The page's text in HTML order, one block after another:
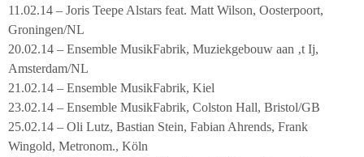
11.02.14 – Joris Teepe Alstars feat. Matt Wilson, Oosterpoort,
Groningen/NL
20.02.14 – Ensemble MusikFabrik, Muziekgebouw aan ‚t Ij,
Amsterdam/NL
21.02.14 – Ensemble MusikFabrik, Kiel
23.02.14 – Ensemble MusikFabrik, Colston Hall, Bristol/GB
25.02.14 – Oli Lutz, Bastian Stein, Fabian Ahrends, Frank
Wingold, Metronom., Köln